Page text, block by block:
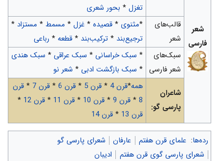
شعر
فارسی
تغزل* بحور شعری
قالب‌های
شعر
*مثنوی * قصیده* غزل* مسمط* مستزاد *
ترجیع‌بند * ترکیب‌بند * قطعه* رباعی
سبک‌های
شعر فارسی
* سبک خراسانی* سبک عراقی* سبک هندی
* سبک بازگشت ادبی* شعر نو
شاعران
پارسی گو:
همه*قرن 4 * قرن 5 * قرن 6 * قرن 7 * قرن
8
* قرن 9 * قرن 10 * قرن 11 * قرن 12
*
قرن 13
* قرن 14
رده‌ها: علمای قرن هفتم عارفان
شعرای پارسی گو
شعرای پارسی گوی قرن هفتم
ادیبان